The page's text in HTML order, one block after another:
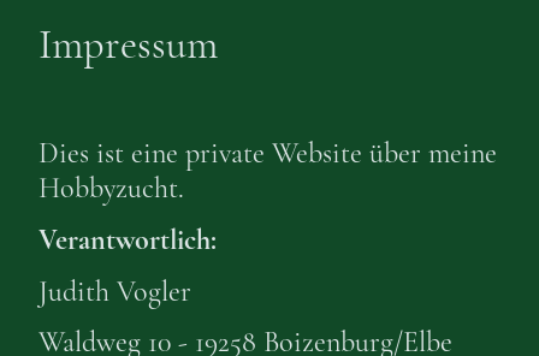
Impressum
Dies ist eine private Website über meine
Hobbyzucht.
Verantwortlich:
Judith Vogler
Waldweg 10 - 19258 Boizenburg/Elbe